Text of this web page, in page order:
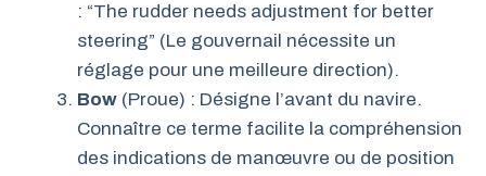
: “The rudder needs adjustment for better
steering” (Le gouvernail nécessite un
réglage pour une meilleure direction).
Bow (Proue) : Désigne l’avant du navire.
Connaître ce terme facilite la compréhension
des indications de manœuvre ou de position